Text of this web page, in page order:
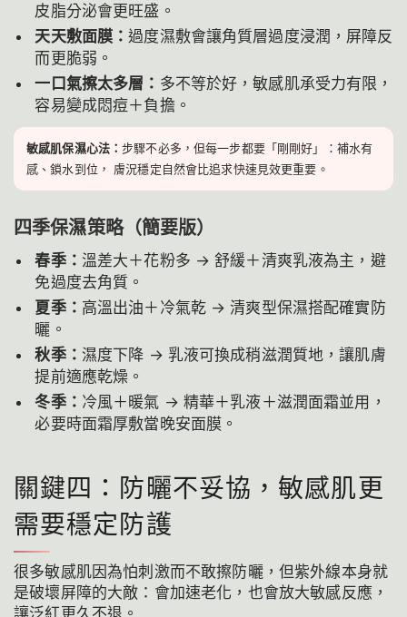
皮脂分泌會更旺盛。
天天敷面膜：過度濕敷會讓角質層過度浸潤，屏障反
而更脆弱。
一口氣擦太多層： 多不等於好，敏感肌承受力有限，
容易變成悶痘＋負擔。
敏感肌保濕心法：步驟不必多，但每一步都要「剛剛好」：補水有
感、鎖水到位， 膚況穩定自然會比追求快速見效更重要。
四季保濕策略（簡要版）
春季： 溫差大＋花粉多 → 舒緩＋清爽乳液為主，避
免過度去角質。
夏季： 高溫出油＋冷氣乾 → 清爽型保濕搭配確實防
曬。
秋季： 濕度下降 → 乳液可換成稍滋潤質地，讓肌膚
提前適應乾燥。
冬季： 冷風＋暖氣 → 精華＋乳液＋滋潤面霜並用，
必要時面霜厚敷當晚安面膜。
關鍵四：防曬不妥協，敏感肌更
需要穩定防護
很多敏感肌因為怕刺激而不敢擦防曬，但紫外線本身就
是破壞屏障的大敵：會加速老化，也會放大敏感反應，